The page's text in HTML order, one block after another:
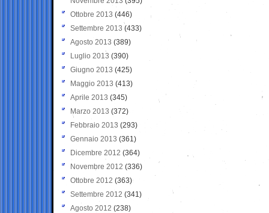
Ottobre 2013 (446)
Settembre 2013 (433)
Agosto 2013 (389)
Luglio 2013 (390)
Giugno 2013 (425)
Maggio 2013 (413)
Aprile 2013 (345)
Marzo 2013 (372)
Febbraio 2013 (293)
Gennaio 2013 (361)
Dicembre 2012 (364)
Novembre 2012 (336)
Ottobre 2012 (363)
Settembre 2012 (341)
Agosto 2012 (238)